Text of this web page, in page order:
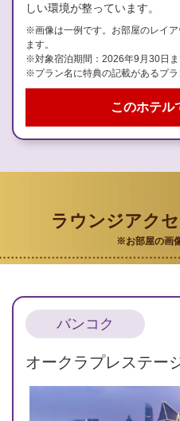
しい環境が整っています。
※画像は一例です。お部屋のレイ
ます。
※対象宿泊期間：2026年9月30日
※プラン名に特典の記載があるプラ
このホテル
ラウンジアク
※お部屋の画
バンコク
オークラプレステー